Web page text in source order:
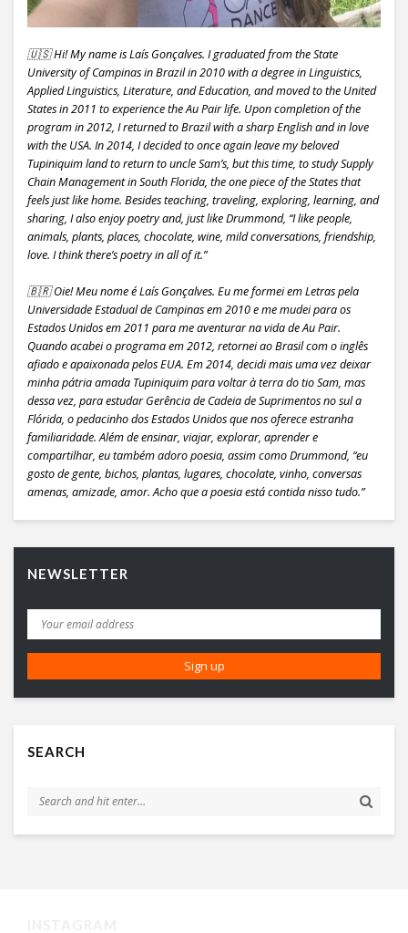
🇺🇸 Hi! My name is Laís Gonçalves. I graduated from the State
University of Campinas in Brazil in 2010 with a degree in Linguistics,
Applied Linguistics, Literature, and Education, and moved to the United
States in 2011 to experience the Au Pair life. Upon completion of the
program in 2012, I returned to Brazil with a sharp English and in love
with the USA. In 2014, I decided to once again leave my beloved
Tupiniquim land to return to uncle Sam’s, but this time, to study Supply
Chain Management in South Florida, the one piece of the States that
feels just like home. Besides teaching, traveling, exploring, learning, and
sharing, I also enjoy poetry and, just like Drummond, “I like people,
animals, plants, places, chocolate, wine, mild conversations, friendship,
love. I think there’s poetry in all of it.”
🇧🇷 Oie! Meu nome é Laís Gonçalves. Eu me formei em Letras pela
Universidade Estadual de Campinas em 2010 e me mudei para os
Estados Unidos em 2011 para me aventurar na vida de Au Pair.
Quando acabei o programa em 2012, retornei ao Brasil com o inglês
afiado e apaixonada pelos EUA. Em 2014, decidi mais uma vez deixar
minha pátria amada Tupiniquim para voltar à terra do tio Sam, mas
dessa vez, para estudar Gerência de Cadeia de Suprimentos no sul a
Flórida, o pedacinho dos Estados Unidos que nos oferece estranha
familiaridade. Além de ensinar, viajar, explorar, aprender e
compartilhar, eu também adoro poesia, assim como Drummond, “eu
gosto de gente, bichos, plantas, lugares, chocolate, vinho, conversas
amenas, amizade, amor. Acho que a poesia está contida nisso tudo.”
NEWSLETTER
SEARCH